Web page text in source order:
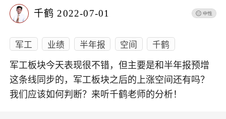
千鹤 2022-07-01
军工 业绩 半年报 空间 千鹤
军工板块今天表现很不错，但主要是和半年报预增
这条线同步的，军工板块之后的上涨空间还有吗？
我们应该如何判断？来听千鹤老师的分析！